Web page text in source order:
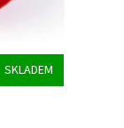
SKLADEM